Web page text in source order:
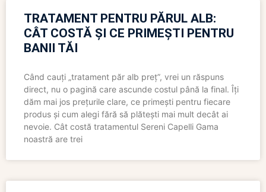
TRATAMENT PENTRU PĂRUL ALB:
CÂT COSTĂ ȘI CE PRIMEȘTI PENTRU
BANII TĂI
Când cauți „tratament păr alb preț”, vrei un răspuns
direct, nu o pagină care ascunde costul până la final. Îți
dăm mai jos prețurile clare, ce primești pentru fiecare
produs și cum alegi fără să plătești mai mult decât ai
nevoie. Cât costă tratamentul Sereni Capelli Gama
noastră are trei